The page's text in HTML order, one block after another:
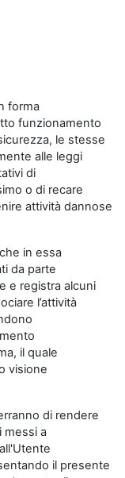
forma
funzionamento
le stesse
alle leggi
di
o di recare
attività dannose
in essa
da parte
e registra alcuni
l’attività
il quale
visione
di rendere
messi a
il presente